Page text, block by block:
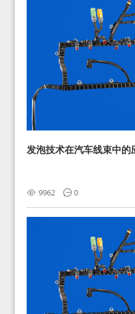
发泡技术在汽车线束中的
9962 0